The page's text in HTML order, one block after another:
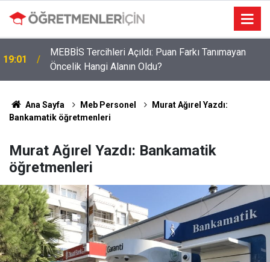
19:01
MEBBİS Tercihleri Açıldı: Puan Farkı Tanımayan
Öncelik Hangi Alanın Oldu?
Ana Sayfa Meb Personel
Murat Ağırel Yazdı:
Bankamatik öğretmenleri
Murat Ağırel Yazdı: Bankamatik
öğretmenleri